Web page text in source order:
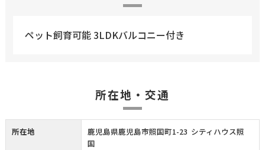
ペット飼育可能 3LDKバルコニー付き
所在地・交通
所在地
鹿児島県鹿児島市照国町1-23 シティハウス照
国